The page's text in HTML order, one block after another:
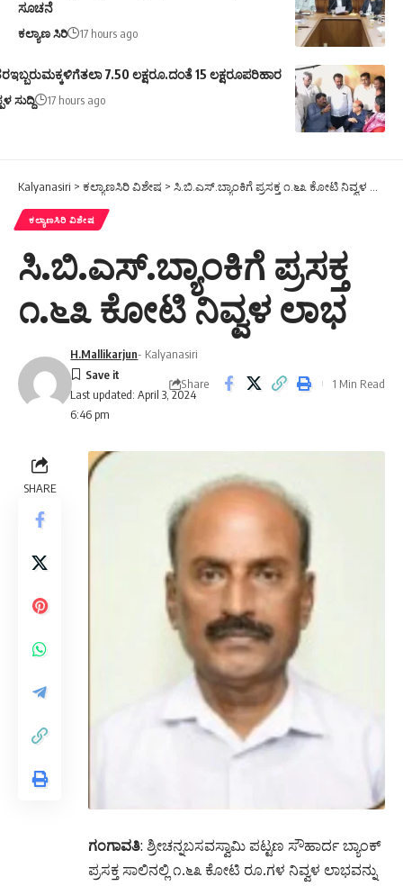
ಸೂಚನೆ
ಕಲ್ಯಾಣ ಸಿರಿ 17 hours ago
7.50 ಲಕ್ಷರೂ.ದಂತೆ 15 ಲಕ್ಷರೂಪರಿಹಾರ
ಸುದ್ದಿ 17 hours ago
Kalyanasiri > ಕಲ್ಯಾಣಸಿರಿ ವಿಶೇಷ > ಸಿ.ಬಿ.ಎಸ್.ಬ್ಯಾಂಕಿಗೆ ಪ್ರಸಕ್ತ ೧.೬೩ ಕೋಟಿ ನಿವ್ವಳ ಲಾಭ
ಕಲ್ಯಾಣಸಿರಿ ವಿಶೇಷ
ಸಿ.ಬಿ.ಎಸ್.ಬ್ಯಾಂಕಿಗೆ ಪ್ರಸಕ್ತ
೧.೬೩ ಕೋಟಿ ನಿವ್ವಳ ಲಾಭ
Last updated: April 3, 2024
6:46 pm
H.Mallikarjun- Kalyanasiri
Share 1 Min Read
SHARE
ಗಂಗಾವತಿ: ಶ್ರೀಚನ್ನಬಸವಸ್ವಾಮಿ ಪಟ್ಟಣ ಸೌಹಾರ್ದ ಬ್ಯಾಂಕ್
ಪ್ರಸಕ್ತ ಸಾಲಿನಲ್ಲಿ ೧.೬೩ ಕೋಟಿ ರೂ.ಗಳ ನಿವ್ವಳ ಲಾಭವನ್ನು